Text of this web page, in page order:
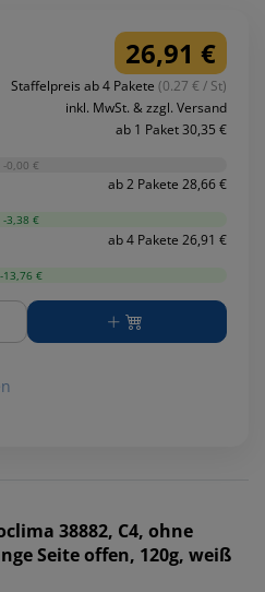
26,91 €
Staffelpreis ab 4 Pakete (0.27 € / St)
inkl. MwSt. & zzgl. Versand
ab 1 Paket 30,35 €
-0,00 €
ab 2 Pakete 28,66 €
-3,38 €
ab 4 Pakete 26,91 €
-13,76 €
38882, C4, ohne
Seite offen, 120g, weiß